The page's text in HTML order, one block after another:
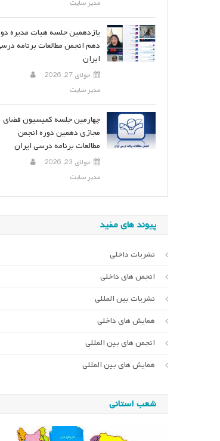
مدیر سایت
یازدهمین جلسه هیات مدیره
دهم انجمن مطالعات برنامه
ایران
جولای 27, 2026
مدیر سایت
چهارمین جلسه کمیسیون فضای
مجازی دهمین دوره انجمن
مطالعات برنامه درسی ایران
جولای 23, 2026
مدیر سایت
پیوند های مفید
نشریات داخلی
انجمن های داخلی
نشریات بین المللی
همایش های داخلی
انجمن های بین المللی
همایش های بین المللی
شعب استانی